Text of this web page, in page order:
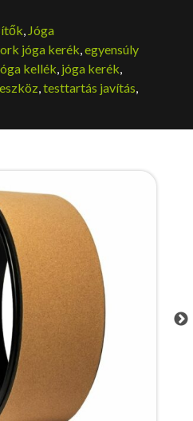
, Jóga
jóga kerék,egyensúly
kellék, jóga kerék,
,testtartás javítás,